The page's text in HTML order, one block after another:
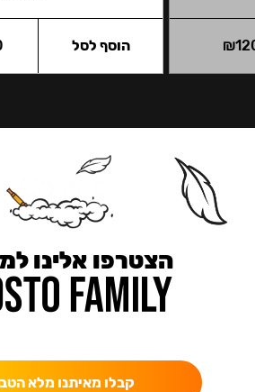
₪ הוסף לסל
הצטרפו אלינו
קבלו מאיתנו מלא